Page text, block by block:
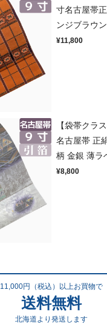
寸名古屋帯
ンジブラウ
¥11,800
【袋帯クラ
名古屋帯 正
柄 金銀 薄ラ
¥8,800
11,000円（税込）以上お買物で
送料無料
北海道より発送します